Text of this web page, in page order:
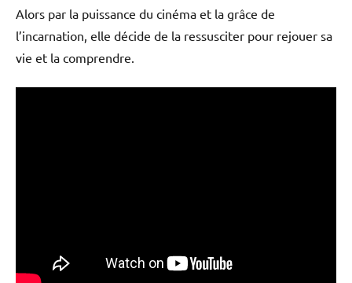
Alors par la puissance du cinéma et la grâce de
l’incarnation, elle décide de la ressusciter pour rejouer sa
vie et la comprendre.